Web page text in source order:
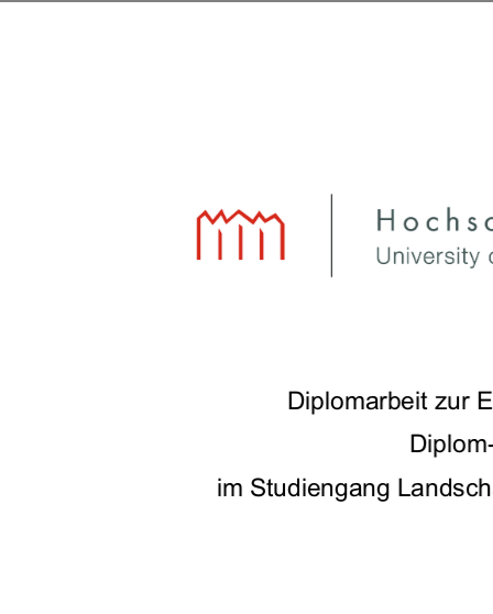
Diplomarbeit zur
im Studiengang